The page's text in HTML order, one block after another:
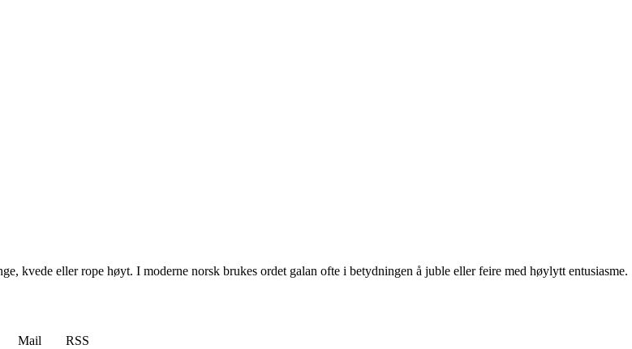
kvede eller rope høyt. I moderne norsk brukes ordet galan ofte i betydningen å juble eller feire med høylytt entusiasme.
Mail
RSS